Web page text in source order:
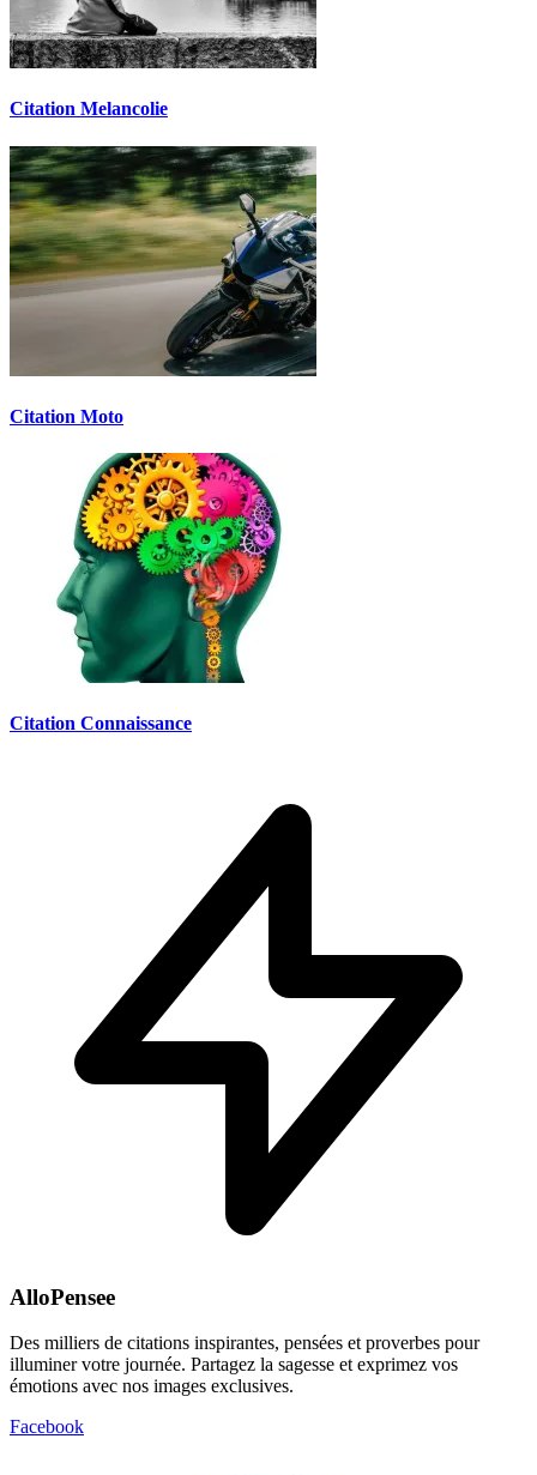
Citation Melancolie
Citation Moto
Citation Connaissance
AlloPensee
Des milliers de citations inspirantes, pensées et proverbes pour
illuminer votre journée. Partagez la sagesse et exprimez vos
émotions avec nos images exclusives.
Facebook